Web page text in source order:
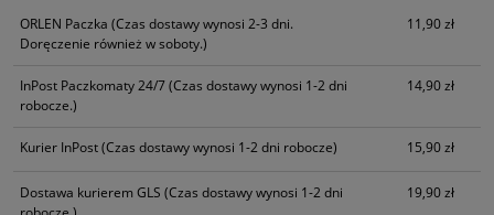
ORLEN Paczka (Czas dostawy wynosi 2-3 dni.
Doręczenie również w soboty.)
11,90 zł
InPost Paczkomaty 24/7(Czas dostawy wynosi 1-2 dni
robocze.)
14,90 zł
Kurier InPost(Czas dostawy wynosi 1-2 dni robocze) 15,90 zł
Dostawa kurierem GLS (Czas dostawy wynosi 1-2 dni
19,90 zł